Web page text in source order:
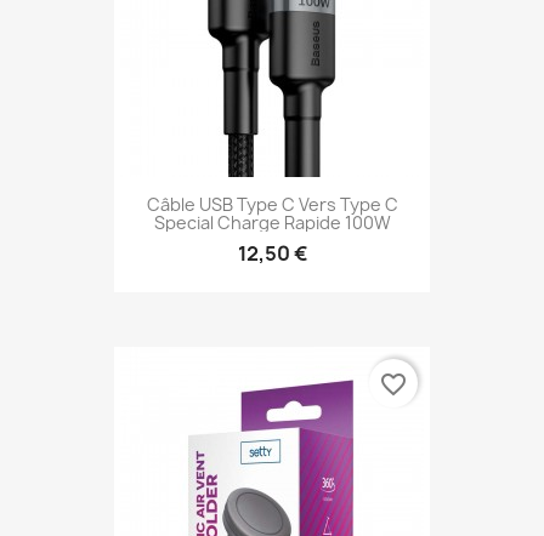
Câble USB Type C Vers Type C
Special Charge Rapide 100W
12,50 €
favorite_border